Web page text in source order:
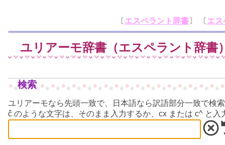
〔 エスペラント辞書〕 〔 エス
ユリアーモ辞書（エスペラント辞書
検索
ユリアーモなら先頭一致で、日本語なら訳語部分一致で検
ĉ のような文字は、そのまま入力するか、cx または c^ と入